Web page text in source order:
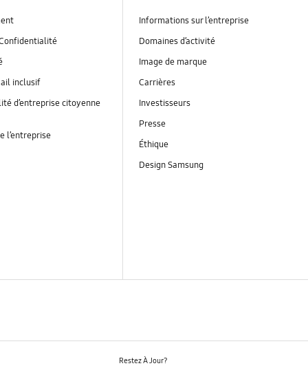
inclusif
d’entreprise citoyenne
l’entreprise
Informations sur l’entreprise
Domaines d’activité
Image de marque
Carrières
Investisseurs
Presse
Éthique
Design Samsung
Restez À Jour?